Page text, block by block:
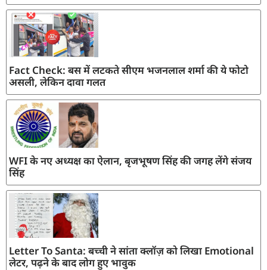
Fact Check: बस में लटकते सीएम भजनलाल शर्मा की ये फोटो
असली, लेकिन दावा गलत
WFI के नए अध्यक्ष का ऐलान, बृजभूषण सिंह की जगह लेंगे संजय
सिंह
Letter To Santa: बच्ची ने सांता क्लॉज़ को लिखा Emotional
लेटर, पढ़ने के बाद लोग हुए भावुक